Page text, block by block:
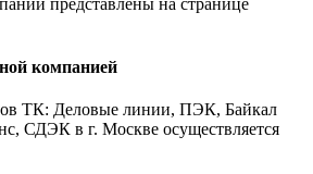
представлены на странице
компанией
ТК: Деловые линии, ПЭК, Байкал
СДЭК в г. Москве осуществляется